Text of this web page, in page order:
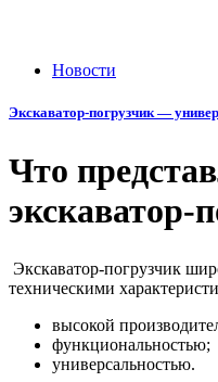
Новости
Экскаватор-погрузчик —
Что
экскаватор-
Экскаватор-погрузчик
техническими
высокой
функциональностью;
универсальностью.